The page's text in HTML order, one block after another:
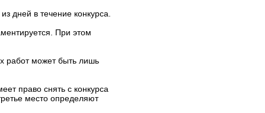
дней в течение конкурса.
При этом
работ может быть лишь
право снять с конкурса
место определяют